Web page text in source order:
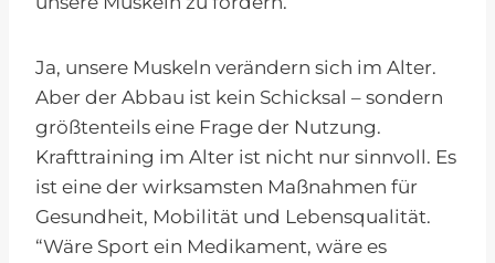
Ja, unsere Muskeln verändern sich im Alter.
Aber der Abbau ist kein Schicksal – sondern
größtenteils eine Frage der Nutzung.
Krafttraining im Alter ist nicht nur sinnvoll. Es
ist eine der wirksamsten Maßnahmen für
Gesundheit, Mobilität und Lebensqualität.
“Wäre Sport ein Medikament, wäre es